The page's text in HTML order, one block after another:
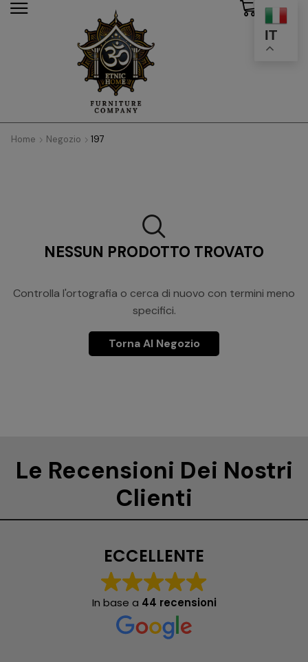
IT
Home Negozio 197
NESSUN PRODOTTO TROVATO
Controlla l'ortografia o cerca di nuovo con termini meno
specifici.
Torna Al Negozio
Le Recensioni Dei Nostri
Clienti
ECCELLENTE
In base a 44 recensioni